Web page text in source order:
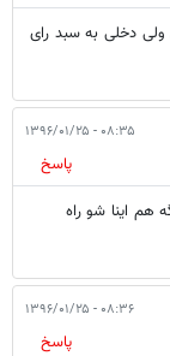
ولی دخلی به سبد رای
۰۸:۳۵ - ۱۳۹۶/۰۱/۲۵
پاسخ
هم اینا شو راه
۰۸:۳۶ - ۱۳۹۶/۰۱/۲۵
پاسخ